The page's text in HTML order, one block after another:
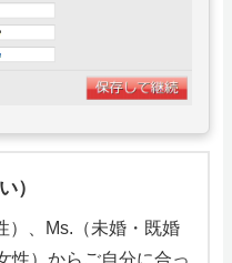
）
）、Ms.（未婚・既婚
性）からご自分に合っ